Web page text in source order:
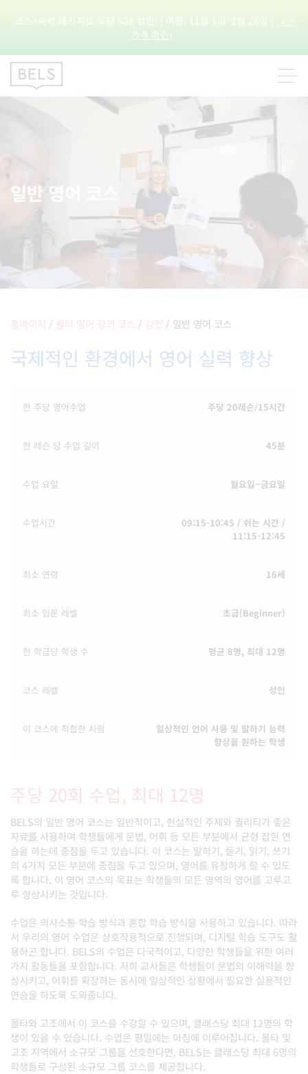
코스+숙박 패키지로 주당 60€ 할인! | 여행: 11월 1일–2월 28일 |
👉
가격 확인!
일반 영어 코스
홈페이지 / 몰타 영어 강의 코스 / 성인 / 일반 영어 코스
국제적인 환경에서 영어 실력 향상
한 주당 영어수업 주당 20레슨/15시간
한 레슨 당 수업 길이 45분
수업 요일 월요일~금요일
수업시간
09:15-10:45 / 쉬는 시간 /
11:15-12:45
최소 연령 16세
최소 입문 레벨 초급(Beginner)
한 학급당 학생 수 평균 8명, 최대 12명
코스 레벨 성인
이 코스에 적합한 사람
일상적인 언어 사용 및 말하기 능력
향상을 원하는 학생
주당 20회 수업, 최대 12명
BELS의 일반 영어 코스는 일반적이고, 현실적인 주제와 퀄리티가 좋은
자료를 사용하여 학생들에게 문법, 어휘 등 모든 부분에서 균형 잡힌 연
습을 하는데 중점을 두고 있습니다. 이 코스는 말하기, 듣기, 읽기, 쓰기
의 4가지 모든 부분에 중점을 두고 있으며, 영어를 유창하게 할 수 있도
록 합니다. 이 영어 코스의 목표는 학생들의 모든 영역의 영어를 고루고
루 향상시키는 것입니다.
수업은 의사소통 학습 방식과 혼합 학습 방식을 사용하고 있습니다. 따라
서 우리의 영어 수업은 상호작용적으로 진행되며, 디지털 학습 도구도 활
용하곤 합니다. BELS의 수업은 다국적이고, 다양한 학생들을 위한 여러
가지 활동들을 포함합니다. 저희 교사들은 학생들이 문법의 이해력을 향
상시키고, 어휘를 확장하는 동시에 일상적인 상황에서 필요한 실용적인
연습을 하도록 도와줍니다.
몰타와 고조에서 이 코스를 수강할 수 있으며, 클래스당 최대 12명의 학
생이 있을 수 있습니다. 수업은 평일에는 아침에 이루어집니다. 몰타 및
고조 지역에서 소규모 그룹을 선호한다면, BELS는 클래스당 최대 6명의
학생들로 구성된 소규모 그룹 코스를 제공합니다.